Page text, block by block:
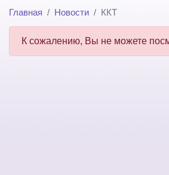
Главная Новости ККТ
К сожалению, Вы не можете